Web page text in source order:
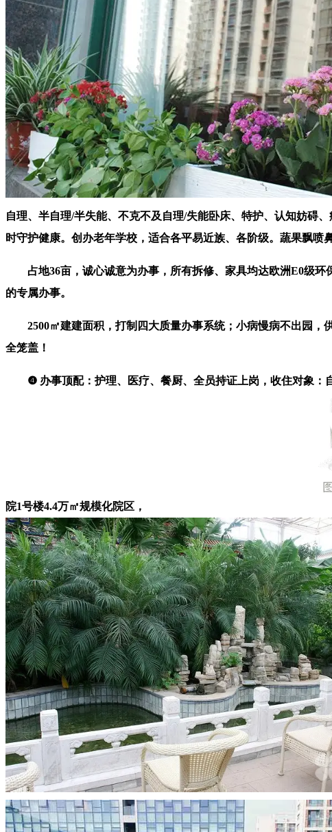
自理、半自理/半失能、不克不及自理/失能卧床、特护、认知妨碍、
时守护健康。创办老年学校，适合各平易近族、各阶级。蔬果飘喷
占地36亩，诚心诚意为办事，所有拆修、家具均达欧洲E0级环
的专属办事。
2500㎡建建面积，打制四大质量办事系统；小病慢病不出园，
全笼盖！
❹ 办事顶配：护理、医疗、餐厨、全员持证上岗，收住对象：
院1号楼4.4万㎡规模化院区，